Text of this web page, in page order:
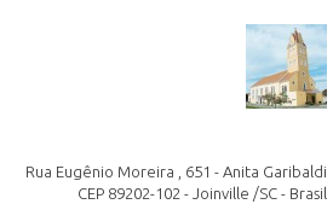
Rua Eugênio Moreira , 651 - Anita Garibaldi
CEP 89202-102 - Joinville /SC - Brasil